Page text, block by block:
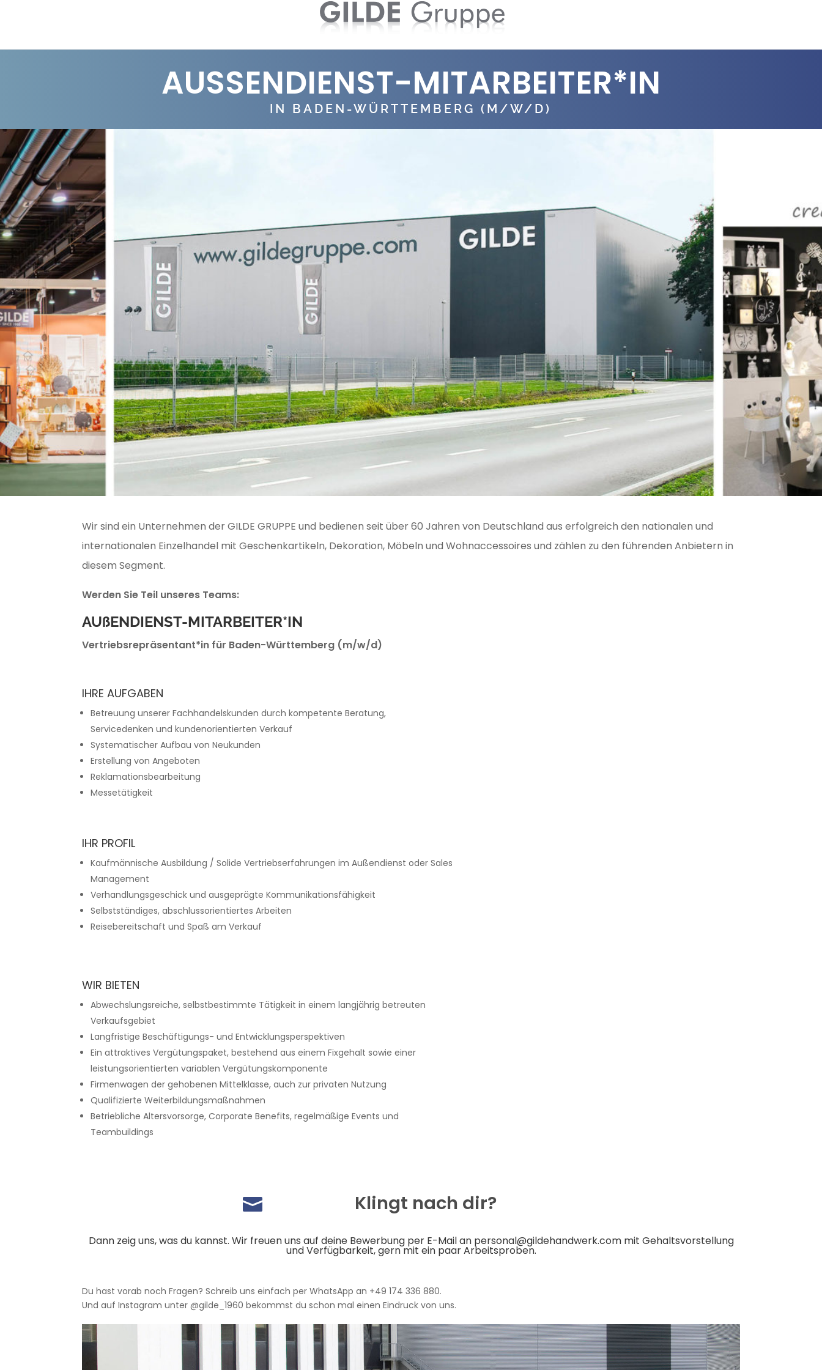
AUSSENDIENST-MITARBEITER*IN
IN BADEN-WÜRTTEMBERG (M/W/D)
Wir sind ein Unternehmen der GILDE GRUPPE und bedienen seit über 60 Jahren von Deutschland aus erfolgreich den nationalen und
internationalen Einzelhandel mit Geschenkartikeln, Dekoration, Möbeln und Wohnaccessoires und zählen zu den führenden Anbietern in
diesem Segment.
Werden Sie Teil unseres Teams:
AUßENDIENST-MITARBEITER*IN
Vertriebsrepräsentant*in für Baden-Württemberg (m/w/d)
IHRE AUFGABEN
Betreuung unserer Fachhandelskunden durch kompetente Beratung,
Servicedenken und kundenorientierten Verkauf
Systematischer Aufbau von Neukunden
Erstellung von Angeboten
Reklamationsbearbeitung
Messetätigkeit
IHR PROFIL
Kaufmännische Ausbildung / Solide Vertriebserfahrungen im Außendienst oder Sales
Management
Verhandlungsgeschick und ausgeprägte Kommunikationsfähigkeit
Selbstständiges, abschlussorientiertes Arbeiten
Reisebereitschaft und Spaß am Verkauf
WIR BIETEN
Abwechslungsreiche, selbstbestimmte Tätigkeit in einem langjährig betreuten
Verkaufsgebiet
Langfristige Beschäftigungs- und Entwicklungsperspektiven
Ein attraktives Vergütungspaket, bestehend aus einem Fixgehalt sowie einer
leistungsorientierten variablen Vergütungskomponente
Firmenwagen der gehobenen Mittelklasse, auch zur privaten Nutzung
Qualifizierte Weiterbildungsmaßnahmen
Betriebliche Altersvorsorge, Corporate Benefits, regelmäßige Events und
Teambuildings
 Klingt nach dir?
Dann zeig uns, was du kannst. Wir freuen uns auf deine Bewerbung per E-Mail an personal@gildehandwerk.commit Gehaltsvorstellung
und Verfügbarkeit, gern mit ein paar Arbeitsproben.
Du hast vorab noch Fragen? Schreib uns einfach per WhatsApp an +49 174 336 880.
Und auf Instagram unter @gilde_1960 bekommst du schon mal einen Eindruck von uns.